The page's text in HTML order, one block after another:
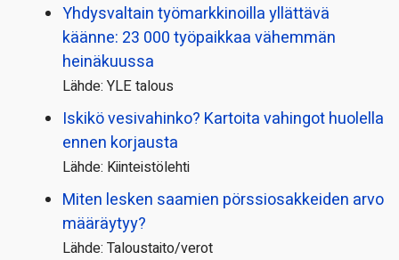
Yhdysvaltain työmarkkinoilla yllättävä
käänne: 23 000 työpaikkaa vähemmän
heinäkuussa
Lähde: YLE talous
Iskikö vesivahinko? Kartoita vahingot huolella
ennen korjausta
Lähde: Kiinteistölehti
Miten lesken saamien pörssi­osakkeiden arvo
määräytyy?
Lähde: Taloustaito/verot